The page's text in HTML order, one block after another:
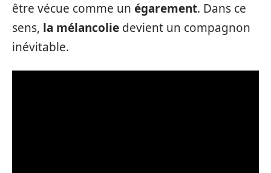
être vécue comme un égarement. Dans ce
sens, la mélancolie devient un compagnon
inévitable.